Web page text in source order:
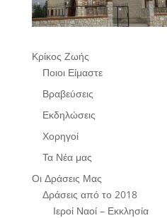
Κρίκος Ζωής
Ποιοι Είμαστε
Βραβεύσεις
Εκδηλώσεις
Χορηγοί
Τα Νέα μας
Οι Δράσεις Μας
Δράσεις από το 2018
Ιεροί Ναοί – Εκκλησία